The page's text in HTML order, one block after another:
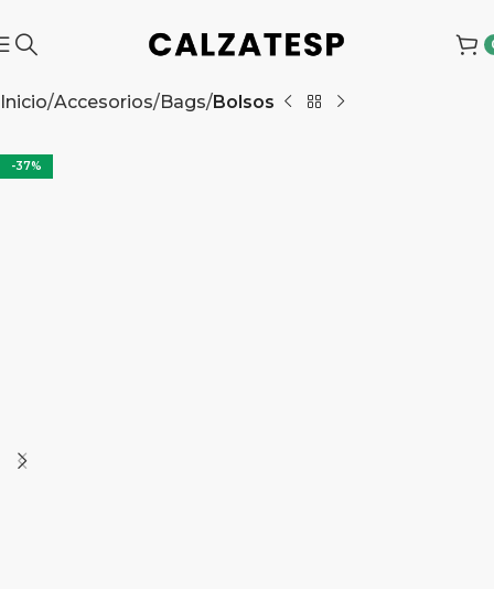
Inicio Accesorios Bags Bolsos
-37%